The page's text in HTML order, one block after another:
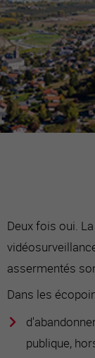
Deux fois oui.
assermentés
Dans les
publique,